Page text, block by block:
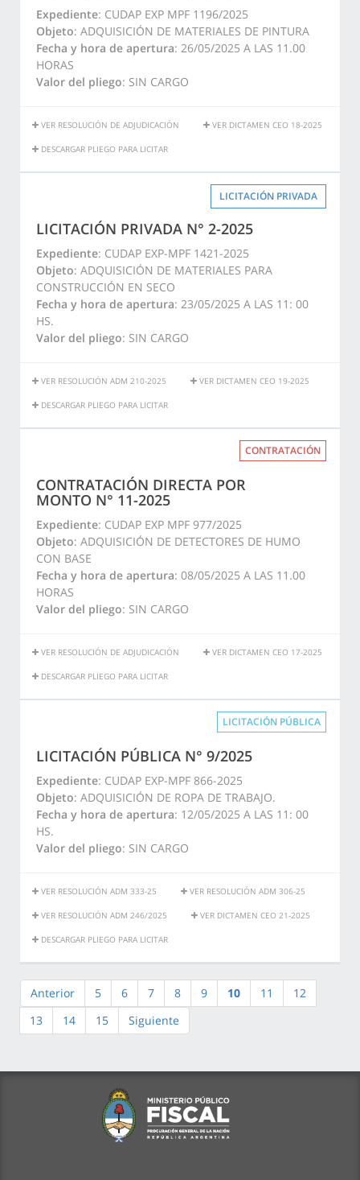
Expediente: CUDAP EXP MPF 1196/2025
Objeto: ADQUISICIÓN DE MATERIALES DE PINTURA
Fecha y hora de apertura: 26/05/2025 A LAS 11.00
HORAS
Valor del pliego: SIN CARGO
VER RESOLUCIÓN DE ADJUDICACIÓN VER DICTAMEN CEO 18-2025
DESCARGAR PLIEGO PARA LICITAR
LICITACIÓN PRIVADA
LICITACIÓN PRIVADA N° 2-2025
Expediente: CUDAP EXP-MPF 1421-2025
Objeto: ADQUISICIÓN DE MATERIALES PARA
CONSTRUCCIÓN EN SECO
Fecha y hora de apertura: 23/05/2025 A LAS 11: 00
HS.
Valor del pliego: SIN CARGO
VER RESOLUCIÓN ADM 210-2025 VER DICTAMEN CEO 19-2025
DESCARGAR PLIEGO PARA LICITAR
CONTRATACIÓN
CONTRATACIÓN DIRECTA POR
MONTO N° 11-2025
Expediente: CUDAP EXP MPF 977/2025
Objeto: ADQUISICIÓN DE DETECTORES DE HUMO
CON BASE
Fecha y hora de apertura: 08/05/2025 A LAS 11.00
HORAS
Valor del pliego: SIN CARGO
VER RESOLUCIÓN DE ADJUDICACIÓN VER DICTAMEN CEO 17-2025
DESCARGAR PLIEGO PARA LICITAR
LICITACIÓN PÚBLICA
LICITACIÓN PÚBLICA N° 9/2025
Expediente: CUDAP EXP-MPF 866-2025
Objeto: ADQUISICIÓN DE ROPA DE TRABAJO.
Fecha y hora de apertura: 12/05/2025 A LAS 11: 00
HS.
Valor del pliego: SIN CARGO
VER RESOLUCIÓN ADM 333-25 VER RESOLUCIÓN ADM 306-25
VER RESOLUCIÓN ADM 246/2025 VER DICTAMEN CEO 21-2025
DESCARGAR PLIEGO PARA LICITAR
Anterior 5 6 7 8 9 10 11
12
13
14 15 Siguiente